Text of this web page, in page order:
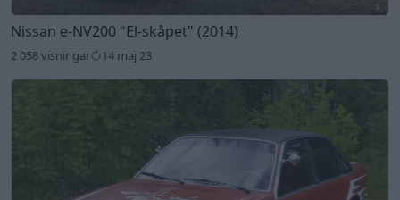
9
Nissan e-NV200 "El-skåpet" (2014)
2 058 visningar 14 maj 23